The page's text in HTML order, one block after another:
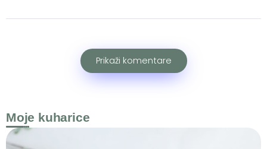
Prikaži komentare
Moje kuharice